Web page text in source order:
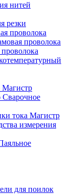
нитей
резки
проволока
проволока
Магистр
Сварочное
тока Магистр
измерения
для поилок